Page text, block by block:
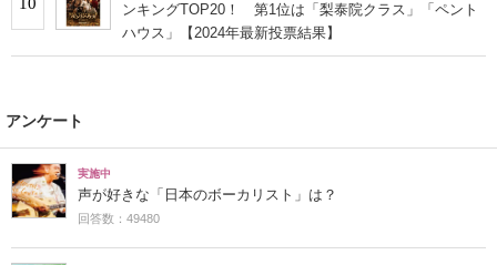
ンキングTOP20！ 第1位は「梨泰院クラス」「ペント
ハウス」【2024年最新投票結果】
アンケート
実施中
声が好きな「日本のボーカリスト」は？
回答数：49480